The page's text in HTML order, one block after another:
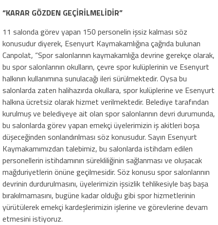
“KARAR GÖZDEN GEÇİRİLMELİDİR”
11 salonda görev yapan 150 personelin işsiz kalması söz
konusudur diyerek, Esenyurt Kaymakamlığına çağrıda bulunan
Canpolat, “Spor salonlarının kaymakamlığa devrine gerekçe olarak,
bu spor salonlarının okulların, çevre spor kulüplerinin ve Esenyurt
halkının kullanımına sunulacağı ileri sürülmektedir. Oysa bu
salonlarda zaten halihazırda okullara, spor kulüplerine ve Esenyurt
halkına ücretsiz olarak hizmet verilmektedir. Belediye tarafından
kurulmuş ve belediyeye ait olan spor salonlarının devri durumunda,
bu salonlarda görev yapan emekçi üyelerimizin iş akitleri boşa
düşeceğinden sonlandırılması söz konusudur. Sayın Esenyurt
Kaymakamımızdan talebimiz, bu salonlarda istihdam edilen
personellerin istihdamının sürekliliğinin sağlanması ve oluşacak
mağduriyetlerin önüne geçilmesidir. Söz konusu spor salonlarının
devrinin durdurulmasını, üyelerimizin işsizlik tehlikesiyle baş başa
bırakılmamasını, bugüne kadar olduğu gibi spor hizmetlerinin
yürütülerek emekçi kardeşlerimizin işlerine ve görevlerine devam
etmesini istiyoruz.